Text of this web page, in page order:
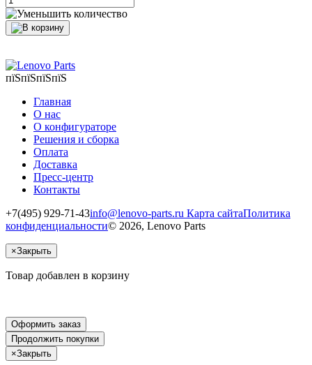
пїЅпїЅпїЅпїЅ
Главная
О нас
О конфигураторе
Решения и сборка
Оплата
Доставка
Пресс-центр
Контакты
+7(495) 929-71-43info@lenovo-parts.ru Карта сайтаПолитика
конфиденциальности© 2026, Lenovo Parts
×Закрыть
Товар добавлен в корзину
Оформить заказ
Продолжить покупки
×Закрыть